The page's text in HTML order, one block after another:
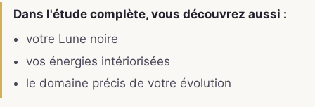
Dans l'étude complète, vous découvrez aussi :
votre Lune noire
vos énergies intériorisées
le domaine précis de votre évolution